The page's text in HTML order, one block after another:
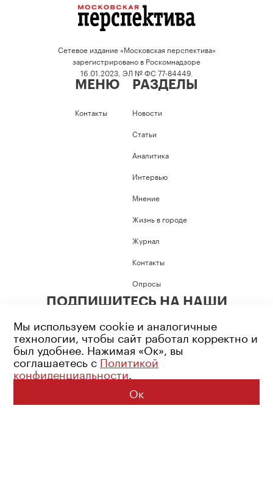
Сетевое издание «Московская перспектива»
зарегистрировано в Роскомнадзоре
16.01.2023, ЭЛ № ФС 77-84449.
МЕНЮ
Контакты
РАЗДЕЛЫ
Новости
Статьи
Аналитика
Интервью
Мнение
Жизнь в городе
Журнал
Контакты
Опросы
ПОДПИШИТЕСЬ НА НАШИ
Возрастное ограничение: 16+
Политика конфиденциальности
© 2026 Все права защищены
Мы используем cookie и аналогичные
технологии, чтобы сайт работал корректно и
был удобнее. Нажимая «Ок», вы
соглашаетесь с Политикой
конфиденциальности.
Ок